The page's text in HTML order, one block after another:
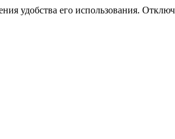
удобства его использования.